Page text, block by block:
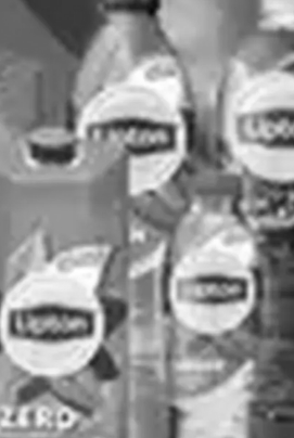
Dirk
Alle strings bekijken